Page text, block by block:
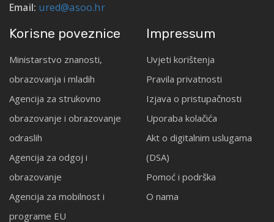
Email: ured@asoo.hr
Korisne poveznice
Ministarstvo znanosti,
obrazovanja i mladih
Agencija za strukovno
obrazovanje i obrazovanje
odraslih
Agencija za odgoj i
obrazovanje
Agencija za mobilnost i
programe EU
Impressum
Uvjeti korištenja
Pravila privatnosti
Izjava o pristupačnosti
Uporaba kolačića
Akt o digitalnim uslugama
(DSA)
Pomoć i podrška
O nama